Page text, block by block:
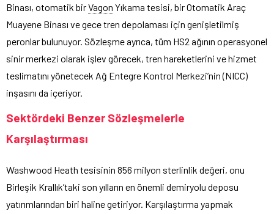
Binası, otomatik birVagon Yıkama tesisi, bir Otomatik Araç
Muayene Binası ve gece tren depolaması için genişletilmiş
peronlar bulunuyor. Sözleşme ayrıca, tüm HS2 ağının operasyonel
sinir merkezi olarak işlev görecek, tren hareketlerini ve hizmet
teslimatını yönetecek Ağ Entegre Kontrol Merkezi’nin (NICC)
inşasını da içeriyor.
Sektördeki Benzer Sözleşmelerle
Karşılaştırması
Washwood Heath tesisinin 856 milyon sterlinlik değeri, onu
Birleşik Krallık’taki son yılların en önemli demiryolu deposu
yatırımlarından biri haline getiriyor. Karşılaştırma yapmak